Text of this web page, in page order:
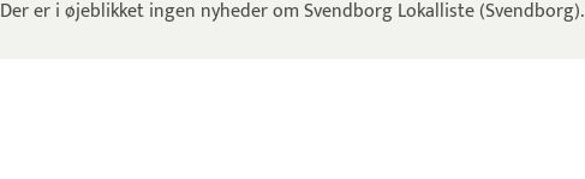
Der er i øjeblikket ingen nyheder om Svendborg Lokalliste (Svendborg).